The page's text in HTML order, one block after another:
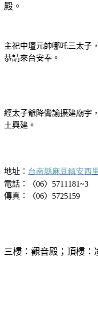
殿。
主祀中壇元帥哪吒三太子，
恭請來台安奉。
經太子爺降鸞諭擴建廟宇
土興建。
地址： 台南縣麻豆鎮安西
電話：〈06〉 5711181~3
傳真：〈06〉 5725159
三樓：觀音殿； 頂樓：